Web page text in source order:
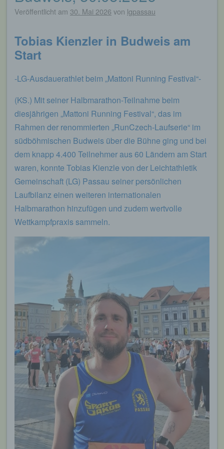
Veröffentlicht am 30. Mai 2026 von lgpassau
Tobias Kienzler in Budweis am
Start
-LG-Ausdauerathlet beim „Mattoni Running Festival“-
(KS.) Mit seiner Halbmarathon-Teilnahme beim
diesjährigen „Mattoni Running Festival“, das im
Rahmen der renommierten „RunCzech-Laufserie“ im
südböhmischen Budweis über die Bühne ging und bei
dem knapp 4.400 Teilnehmer aus 60 Ländern am Start
waren, konnte Tobias Kienzle von der Leichtathletik
Gemeinschaft (LG) Passau seiner persönlichen
Laufbilanz einen weiteren internationalen
Halbmarathon hinzufügen und zudem wertvolle
Wettkampfpraxis sammeln.